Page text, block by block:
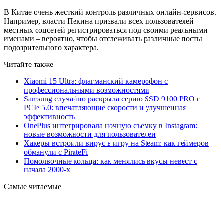
В Китае очень жесткий контроль различных онлайн-сервисов.
Например, власти Пекина призвали всех пользователей
местных соцсетей регистрироваться под своими реальными
именами – вероятно, чтобы отслеживать различные посты
подозрительного характера.
Читайте также
Xiaomi 15 Ultra: флагманский камерофон с
профессиональными возможностями
Samsung случайно раскрыла серию SSD 9100 PRO с
PCIe 5.0: впечатляющие скорости и улучшенная
эффективность
OnePlus интегрировала ночную съемку в Instagram:
новые возможности для пользователей
Хакеры встроили вирус в игру на Steam: как геймеров
обманули с PirateFi
Помолвочные кольца: как менялись вкусы невест с
начала 2000-х
Самые читаемые